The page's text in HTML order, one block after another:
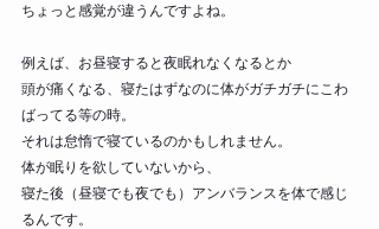
ちょっと感覚が違うんですよね。
例えば、お昼寝すると夜眠れなくなるとか
頭が痛くなる、寝たはずなのに体がガチガチにこわ
ばってる等の時。
それは怠惰で寝ているのかもしれません。
体が眠りを欲していないから、
寝た後（昼寝でも夜でも）アンバランスを体で感じ
るんです。